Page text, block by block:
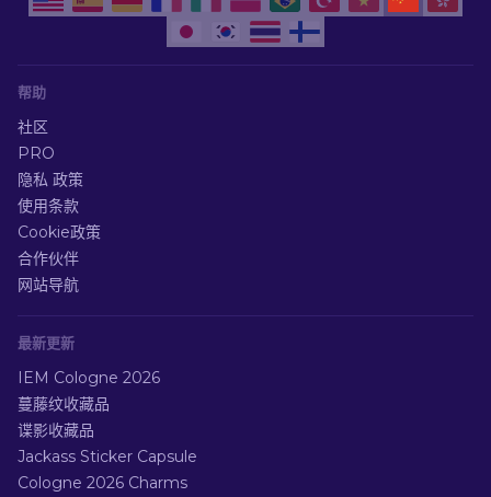
帮助
社区
PRO
隐私 政策
使用条款
Cookie政策
合作伙伴
网站导航
最新更新
IEM Cologne 2026
蔓藤纹收藏品
谍影收藏品
Jackass Sticker Capsule
Cologne 2026 Charms